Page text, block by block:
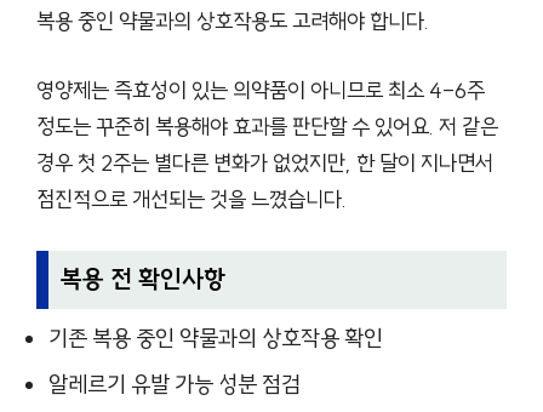
복용 중인 약물과의 상호작용도 고려해야 합니다.
영양제는 즉효성이 있는 의약품이 아니므로 최소 4-6주
정도는 꾸준히 복용해야 효과를 판단할 수 있어요. 저 같은
경우 첫 2주는 별다른 변화가 없었지만, 한 달이 지나면서
점진적으로 개선되는 것을 느꼈습니다.
복용 전 확인사항
기존 복용 중인 약물과의 상호작용 확인
알레르기 유발 가능 성분 점검